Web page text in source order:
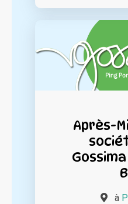
Après-
à